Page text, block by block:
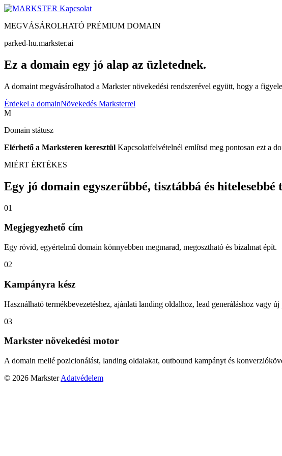
Kapcsolat
MEGVÁSÁROLHATÓ PRÉMIUM DOMAIN
parked-hu.markster.ai
Ez a domain egy jó alap az üzletednek.
A domaint megvásárolhatod a Markster növekedési rendszerével együtt, hogy a
Érdekel a domainNövekedés Marksterrel
M
Domain státusz
Elérhető a Marksteren keresztül Kapcsolatfelvételnél említsd meg pontosan ezt a
MIÉRT ÉRTÉKES
Egy jó domain egyszerűbbé, tisztábbá és hitelesebbé
01
Megjegyezhető cím
Egy rövid, egyértelmű domain könnyebben megmarad, megosztható és bizalmat épít.
02
Kampányra kész
Használható termékbevezetéshez, ajánlati landing oldalhoz, lead generáláshoz vagy új
03
Markster növekedési motor
A domain mellé pozicionálást, landing oldalakat, outbound kampányt és
© 2026 Markster Adatvédelem